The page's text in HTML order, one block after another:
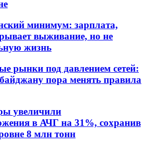
минимум: зарплата,
выживание, но не
жизнь
рынки под давлением сетей:
пора менять правила
увеличили
в АЧГ на 31%, сохранив
8 млн тонн